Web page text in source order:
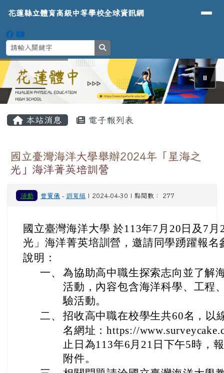
花蓮縣立體育高級中等學校全球資
導覽列
花蓮縣立體育高級中等學校全球資訊網
⏸
本站消息 電子報列表
國立臺灣海洋大學舉辦2024年「星海之
光」海洋菁英培訓營
活動 曾寶儀 - 訓育組 | 2024-04-30 | 點閱數： 277
國立臺灣海洋大學 於113年7月20日及7
光」海洋菁英培訓營，邀請同學踴躍報名
說明：
一、 為協助高中職生探索志向並了解
活動，內容包含海洋科學、工程
驗活動。
二、 招收高中職在校學生共60名，以
名網址：https://
止日為113年6月21日下午5時，
附件。